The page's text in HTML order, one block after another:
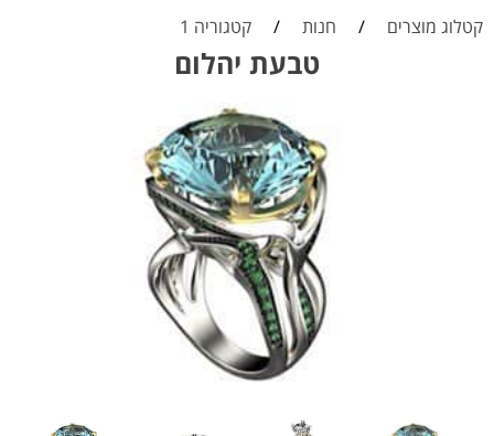
קטלוג מוצרים / חנות / קטגוריה 1
טבעת יהלום